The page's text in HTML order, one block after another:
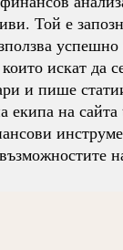
Той е
искат да
и пише
на